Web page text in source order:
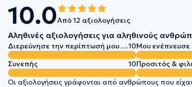
10.0Από 12 αξιολογήσεις
Αληθινές αξιολογήσεις για αληθινούς
Διερεύνησε την περίπτωσή μου σε βάθος10Μου ενέπνευσε
Συνεπής
10Προσιτός &
Οι αξιολογήσεις γράφονται από ανθρώπους που